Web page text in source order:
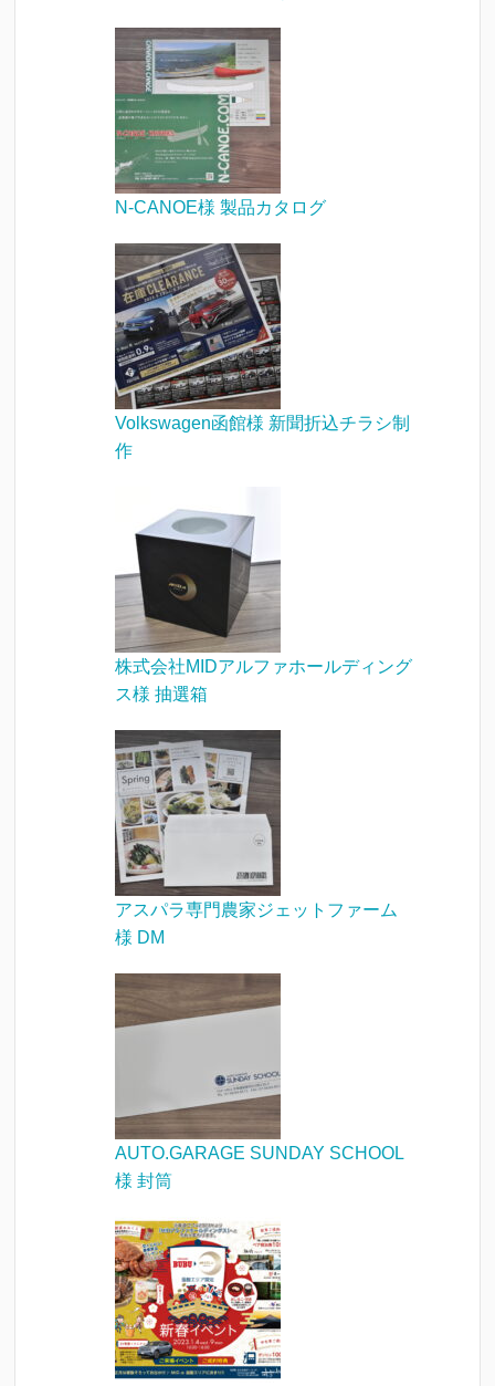
N-CANOE様 製品カタログ
Volkswagen函館様 新聞折込チラシ制
作
株式会社MIDアルファホールディング
ス様 抽選箱
アスパラ専門農家ジェットファーム
様 DM
AUTO.GARAGE SUNDAY SCHOOL
様 封筒